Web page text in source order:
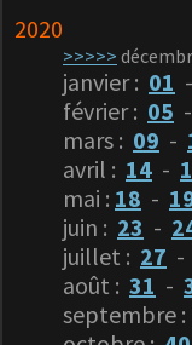
2020
>>>>>
janvier : 01 -
février : 05 -
mars : 09 -
avril : 14 -
mai : 18 -
juin : 23 -
juillet : 27 -
août : 31 -
septembre :